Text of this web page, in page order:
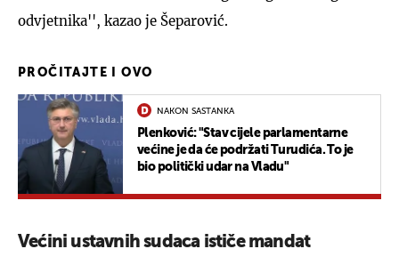
odvjetnika'', kazao je Šeparović.
PROČITAJTE I OVO
NAKON SASTANKA
Plenković: "Stav cijele parlamentarne
većine je da će podržati Turudića. To je
bio politički udar na Vladu"
Većini ustavnih sudaca ističe mandat